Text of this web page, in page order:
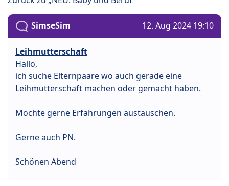
SimseSim 12. Aug 2024 19:10
Leihmutterschaft
Hallo,
ich suche Elternpaare wo auch gerade eine
Leihmutterschaft machen oder gemacht haben.
Möchte gerne Erfahrungen austauschen.
Gerne auch PN.
Schönen Abend